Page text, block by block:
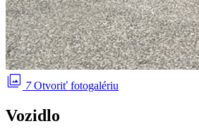
photo_library 7 Otvoriť fotogalériu
Vozidlo